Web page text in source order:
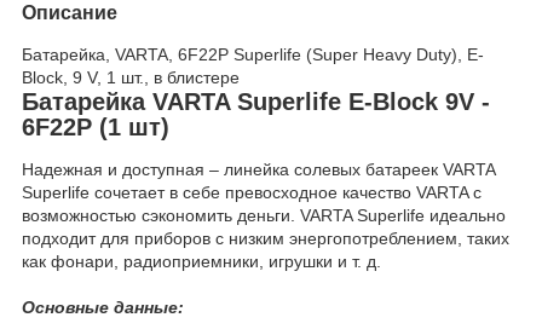
Описание
Батарейка, VARTA, 6F22P Superlife (Super Heavy Duty), E-
Block, 9 V, 1 шт., в блистере
Батарейка VARTA Superlife E-Block 9V -
6F22P (1 шт)
Надежная и доступная – линейка солевых батареек VARTA
Superlife сочетает в себе превосходное качество VARTA с
возможностью сэкономить деньги. VARTA Superlife идеально
подходит для приборов с низким энергопотреблением, таких
как фонари, радиоприемники, игрушки и т. д.
Основные данные: